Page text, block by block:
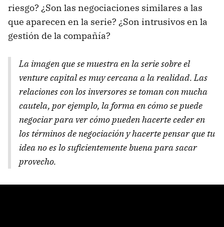
riesgo? ¿Son las negociaciones similares a las
que aparecen en la serie? ¿Son intrusivos en la
gestión de la compañía?
La imagen que se muestra en la serie sobre el
venture capitales muy cercana a la realidad. Las
relaciones con los inversores se toman con mucha
cautela, por ejemplo, la forma en cómo se puede
negociar para ver cómo pueden hacerte ceder en
los términos de negociación y hacerte pensar que tu
idea no es lo suficientemente buena para sacar
provecho.